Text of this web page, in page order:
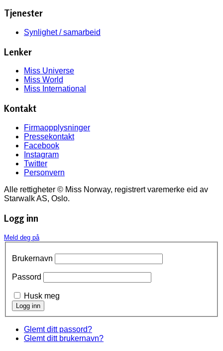
Tjenester
Synlighet / samarbeid
Lenker
Miss Universe
Miss World
Miss International
Kontakt
Firmaopplysninger
Pressekontakt
Facebook
Instagram
Twitter
Personvern
Alle rettigheter © Miss Norway, registrert varemerke eid av
Starwalk AS, Oslo.
Logg inn
Meld deg på
Brukernavn
Passord
Husk meg
Glemt ditt passord?
Glemt ditt brukernavn?